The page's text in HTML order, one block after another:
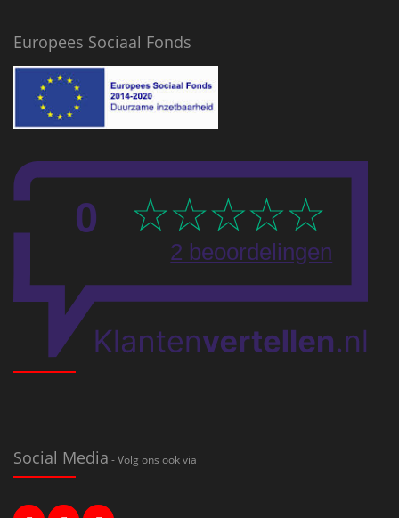
Europees Sociaal Fonds
Social Media - Volg ons ook via